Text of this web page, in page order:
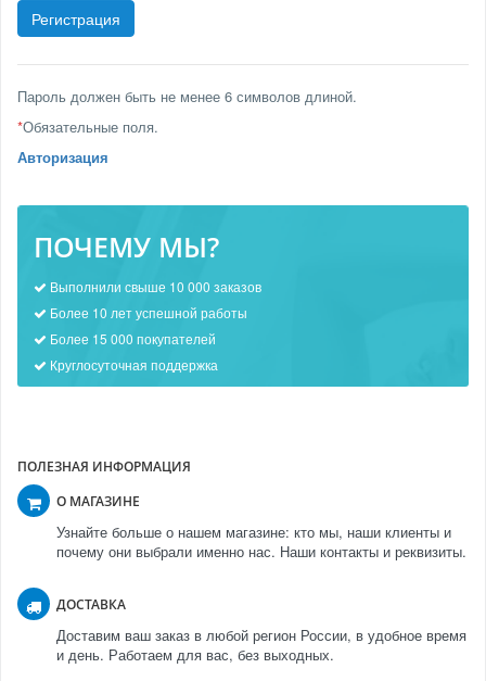
Пароль должен быть не менее 6 символов длиной.
*Обязательные поля.
Авторизация
ПОЧЕМУ МЫ?
Выполнили свыше 10 000 заказов
Более 10 лет успешной работы
Более 15 000 покупателей
Круглосуточная поддержка
ПОЛЕЗНАЯ ИНФОРМАЦИЯ
О МАГАЗИНЕ
Узнайте больше о нашем магазине: кто мы, наши клиенты и
почему они выбрали именно нас. Наши контакты и реквизиты.
ДОСТАВКА
Доставим ваш заказ в любой регион России, в удобное время
и день. Работаем для вас, без выходных.